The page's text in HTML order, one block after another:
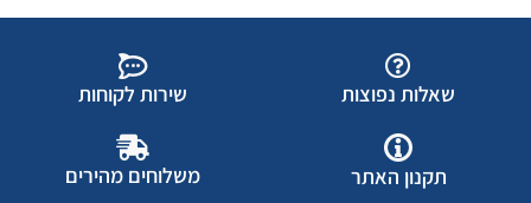
שאלות נפוצות שירות לקוחות
תקנון האתר משלוחים מהירים